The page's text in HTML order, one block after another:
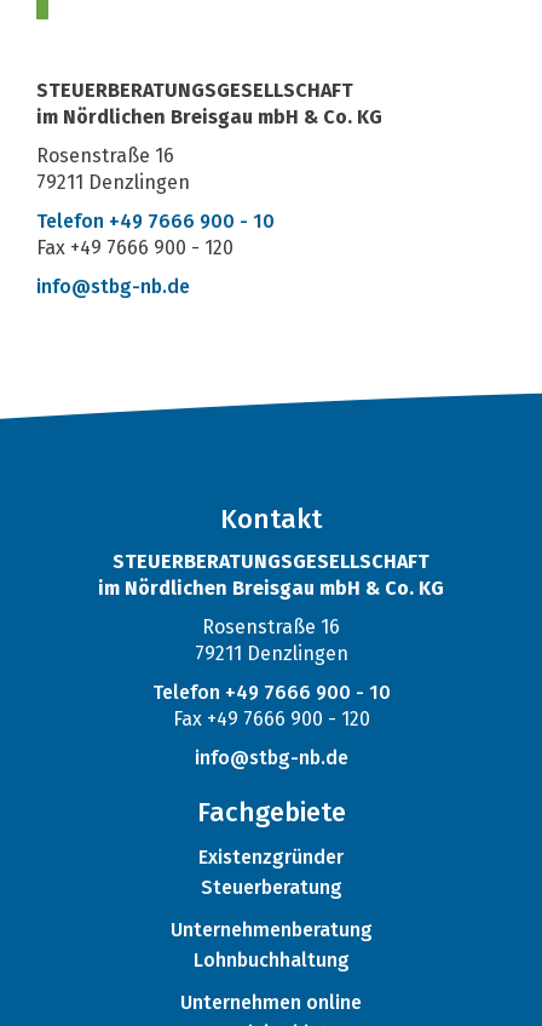
STEUERBERATUNGSGESELLSCHAFT
im Nördlichen Breisgau mbH & Co. KG
Rosenstraße 16
79211 Denzlingen
Telefon +49 7666 900 - 10
Fax +49 7666 900 - 120
info@stbg-nb.de
Kontakt
STEUERBERATUNGSGESELLSCHAFT
im Nördlichen Breisgau mbH & Co. KG
Rosenstraße 16
79211 Denzlingen
Telefon +49 7666 900 - 10
Fax +49 7666 900 - 120
info@stbg-nb.de
Fachgebiete
Existenzgründer
Steuerberatung
Unternehmenberatung
Lohnbuchhaltung
Unternehmen online